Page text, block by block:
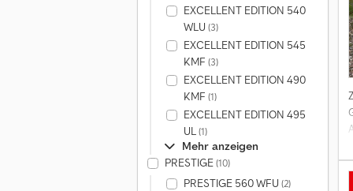
EXCELLENT EDITION 540
WLU (3)
EXCELLENT EDITION 545
KMF (3)
EXCELLENT EDITION 490
KMF (1)
EXCELLENT EDITION 495
UL(1)
Mehr anzeigen
PRESTIGE(10)
PRESTIGE 560 WFU (2)